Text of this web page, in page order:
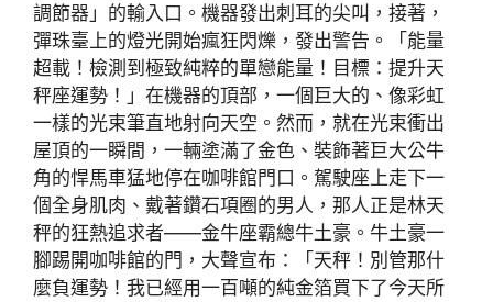
調節器」的輸入口。機器發出刺耳的尖叫，接著，
彈珠臺上的燈光開始瘋狂閃爍，發出警告。「能量
超載！檢測到極致純粹的單戀能量！目標：提升天
秤座運勢！」在機器的頂部，一個巨大的、像彩虹
一樣的光束筆直地射向天空。然而，就在光束衝出
屋頂的一瞬間，一輛塗滿了金色、裝飾著巨大公牛
角的悍馬車猛地停在咖啡館門口。駕駛座上走下一
個全身肌肉、戴著鑽石項圈的男人，那人正是林天
秤的狂熱追求者——金牛座霸總牛土豪。牛土豪一
腳踢開咖啡館的門，大聲宣布：「天秤！別管那什
麼負運勢！我已經用一百噸的純金箔買下了今天所